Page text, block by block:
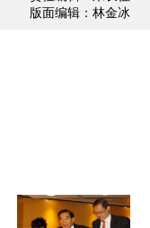
版面编辑：林金冰